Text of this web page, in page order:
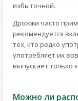
избыточной.
Дрожжи часто
рекомендуется
тех, кто редко
употребляет их
выпускает
Можно ли